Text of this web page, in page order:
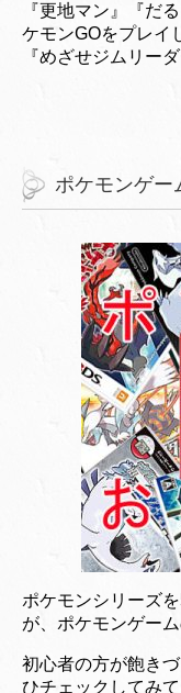
『更地マン』『だ
ケモンGOをプレイ
『めざせジムリー
ポケモンゲー
ポケモンシリーズ
が、ポケモンゲー
初心者の方が飽き
ひチェックしてみて